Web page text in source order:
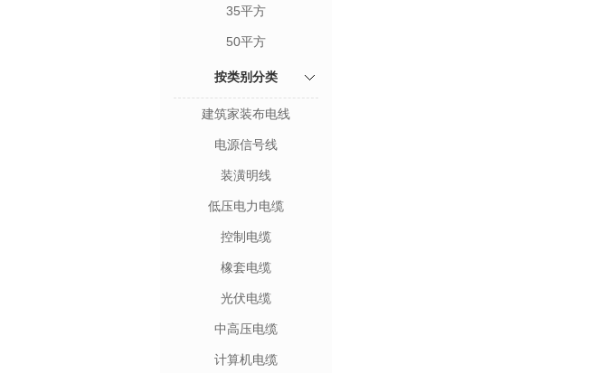
35平方
50平方
按类别分类
建筑家装布电线
电源信号线
装潢明线
低压电力电缆
控制电缆
橡套电缆
光伏电缆
中高压电缆
计算机电缆